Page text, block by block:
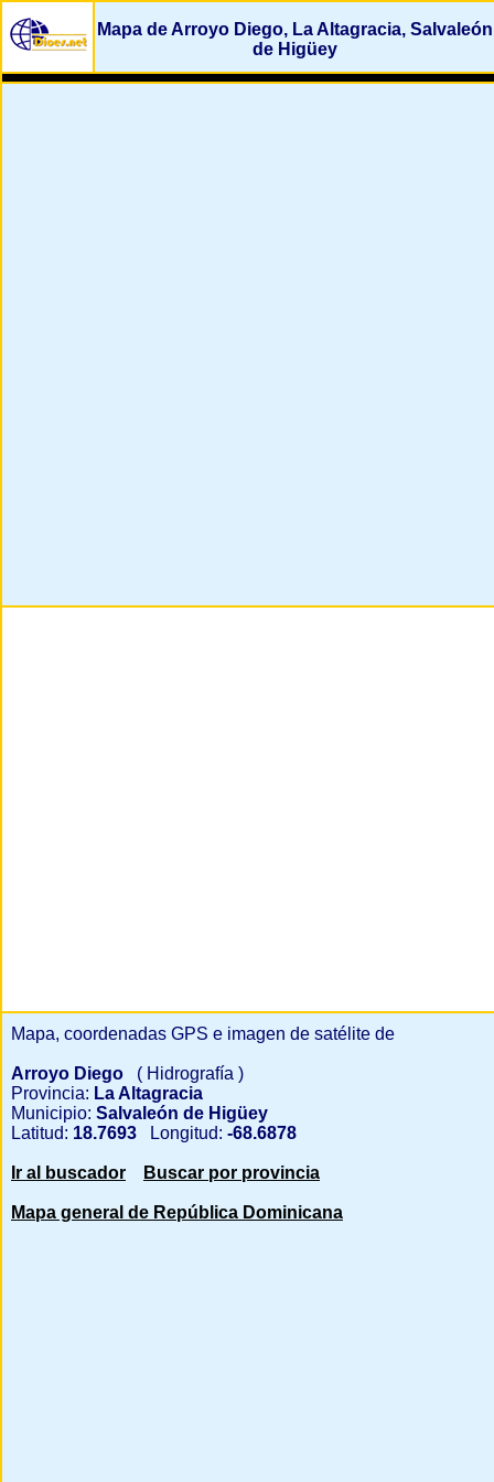
Mapa de Arroyo Diego, La Altagracia, Salvaleón
de Higüey
Mapa, coordenadas GPS e imagen de satélite de
Arroyo Diego
( Hidrografía )
Provincia: La Altagracia
Municipio: Salvaleón de Higüey
Latitud: 18.7693 Longitud: -68.6878
Ir al buscador Buscar por provincia
Mapa general de República Dominicana